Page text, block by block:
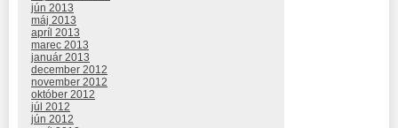
jún 2013
máj 2013
apríl 2013
marec 2013
január 2013
december 2012
november 2012
október 2012
júl 2012
jún 2012